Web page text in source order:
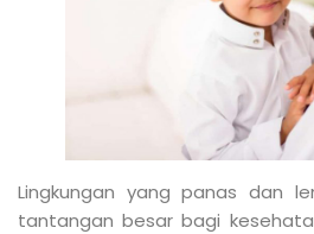
Lingkungan yang panas dan
tantangan besar bagi